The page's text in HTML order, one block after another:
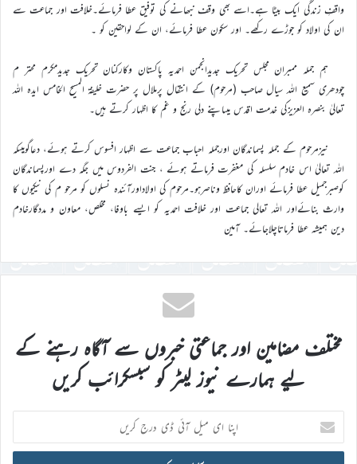
واقفِ زندگی ایک بیٹا ہے۔اسے بھی وقف نبھانے کی توفیق عطا فرمائے۔خلافت اور جماعت سے
ان کی اولاد کو جوڑے رکھے۔ اور سکون عطا فرمائے، ان کے لواحقین کو ۔
ہم جملہ ممبران مجلس تحریک جدیدانجمن احمدیہ پاکستان وکارکنان تحریک جدیدمکرم محتر م
چودھری سمیع اللہ سیال صاحب (مرحوم) کے انتقال پرملال پر حضرت خلیفۃ المسیح الخامس ایدہ اللہ
تعالیٰ بنصرہ العزیزکی خدمت اقدس میںاپنے دلی رنج و غم کا اظہار کرتے ہیں۔
نیزمرحوم کے جملہ پسماندگان اورجملہ احباب جماعت سے اظہار افسوس کرتے ہوئے، دعاگوہیںکہ
اللہ تعالیٰ اس خادم سلسلہ کی مغفرت فرماتے ہوئے ، جنت الفردوس میں جگہ دے اورپسماندگان
کوصبرجمیل عطا فرمائے اوران کاحافظ وناصرہو۔مرحوم کی اولاداورآئندہ نسلوں کو مرحو م کی نیکیوں کا
وارث بنائےاور اللہ تعالی جماعت اور خلافت احمدیہ کو ایسے باوفا، مخلص، معاون و مددگارخادم
دین ہمیشہ عطا فرماتاچلاجائے۔ آمین
مختلف مضامین اور جماعتی خبروں سے آگاہ رہنے کے
لیے ہمارے نیوز لیٹر کو سبسکرائب کریں
اپنا
ای
میل